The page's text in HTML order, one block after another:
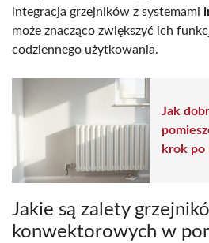
integracja grzejników z systemami
może znacząco zwiększyć ich
codziennego użytkowania.
Jak
krok po
Jakie są zalety
konwektorowych w